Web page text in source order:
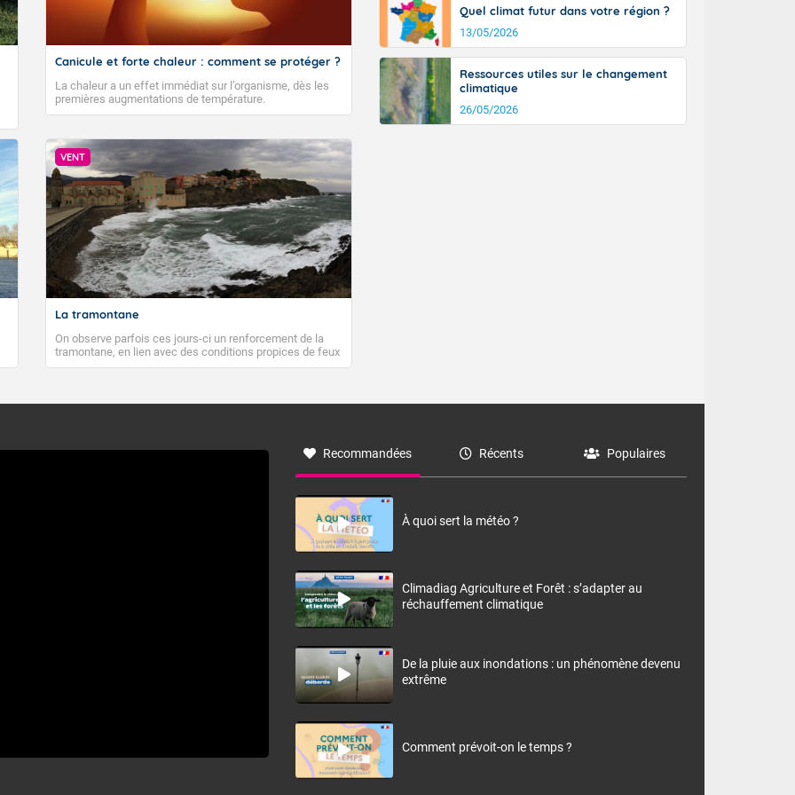
Canicule et forte chaleur : comment se protéger ?
La chaleur a un effet immédiat sur l’organisme, dès les
premières augmentations de température.
VENT
La tramontane
On observe parfois ces jours-ci un renforcement de la
tramontane, en lien avec des conditions propices de feux
de forêt. Mais qu'est-ce que la tramontane ? Quelles sont
à nord-ouest, dans un secteur qui part du Roussillon à la
monts, en allusion aux régions montagneuses d’où
Quel climat futur dans votre région ?
13/05/2026
Ressources utiles sur le changement
climatique
26/05/2026
Recommandées Récents Populaires
À quoi sert la météo ?
Climadiag Agriculture et Forêt : s’adapter au
réchauffement climatique
De la pluie aux inondations : un phénomène devenu
extrême
Comment prévoit-on le temps ?